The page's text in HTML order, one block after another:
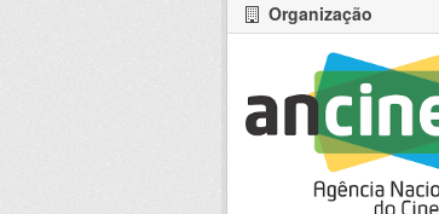
Organização